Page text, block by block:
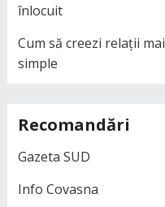
înlocuit
Cum să creezi relații
simple
Recomandări
Gazeta SUD
Info Covasna